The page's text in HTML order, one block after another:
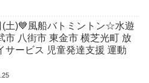
(土)💙風船バトミントン☆水遊
市 八街市 東金市 横芝光町 放
サービス 児童発達支援 運動